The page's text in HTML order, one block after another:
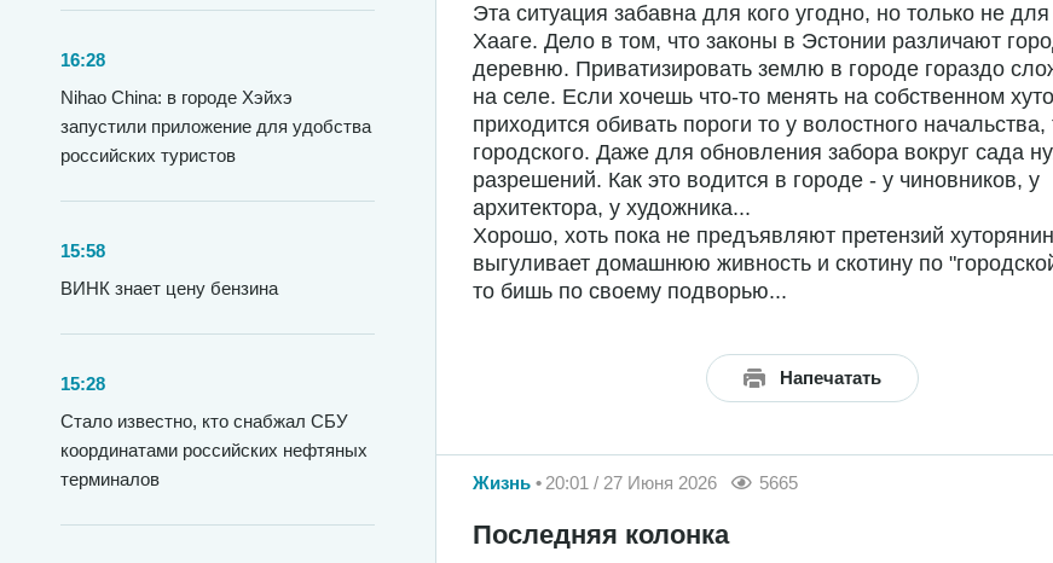
16:28
Nihao China: в городе Хэйхэ
запустили приложение для удобства
российских туристов
15:58
ВИНК знает цену бензина
15:28
Стало известно, кто снабжал СБУ
координатами российских нефтяных
терминалов
Эта ситуация забавна для кого угодно, но только не
Хааге. Дело в том, что законы в Эстонии различают
деревню. Приватизировать землю в городе гораздо
на селе. Если хочешь что-то менять на собственном
приходится обивать пороги то у волостного начальства,
городского. Даже для обновления забора вокруг сада
разрешений. Как это водится в городе - у чиновников, у
архитектора, у художника...
Хорошо, хоть пока не предъявляют претензий
выгуливает домашнюю живность и скотину по
то бишь по своему подворью...
Напечатать
Жизнь 20:01 / 27 Июня 2026 5665
Последняя колонка